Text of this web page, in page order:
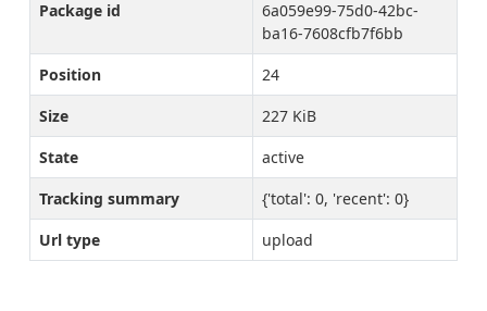
Package id
6a059e99-75d0-42bc-
ba16-7608cfb7f6bb
Position
24
Size
227 KiB
State
active
Tracking summary
{'total': 0, 'recent': 0}
Url type
upload